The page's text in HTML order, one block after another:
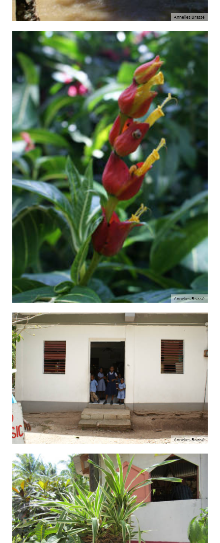
Annelies Brassé
Annelies Brassé
Annelies Brassé